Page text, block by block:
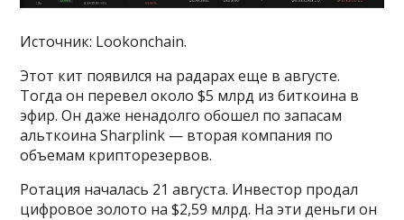
Источник: Lookonchain.
Этот кит появился на радарах еще в августе.
Тогда он перевел около $5 млрд из биткоина в
эфир. Он даже ненадолго обошел по запасам
альткоина Sharplink — вторая компания по
объемам крипторезервов.
Ротация началась 21 августа. Инвестор продал
цифровое золото на $2,59 млрд. На эти деньги он